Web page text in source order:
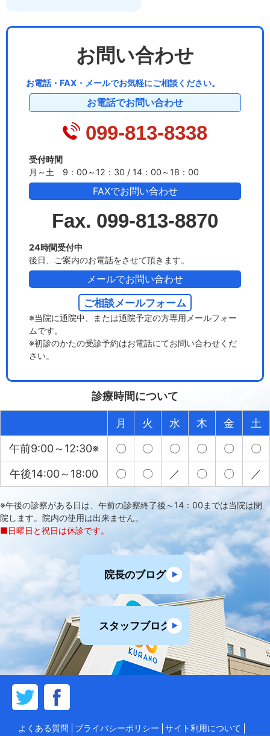
お問い合わせ
お電話・FAX・メールでお気軽にご相談ください。
お電話でお問い合わせ
099-813-8338
受付時間
月～土 9：00～12：30 / 14：00～18：00
FAXでお問い合わせ
Fax. 099-813-8870
24時間受付中
後日、ご案内のお電話をさせて頂きます。
メールでお問い合わせ
ご相談メールフォーム
※当院に通院中、または通院予定の方専用メールフォー
ムです。
※初診のかたの受診予約はお電話にてお問い合わせくだ
さい。
診療時間について
月 火 水 木 金
土
午前9:00～12:30※
〇 〇 〇 〇 〇
〇
午後14:00～18:00
〇 〇 ／ 〇 〇 ／
※午後の診察がある日は、午前の診察終了後～14：00までは当院は閉
院します。院内の使用は出来ません。
■日曜日と祝日は休診です。
院長のブログ
スタッフブログ
よくある質問 プライバシーポリシー
サイト利用について